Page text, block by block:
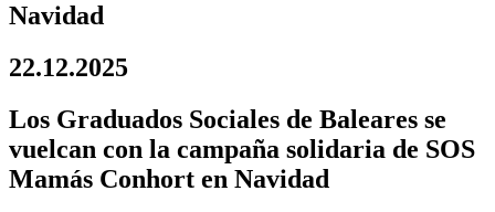
Navidad
22.12.2025
Los Graduados Sociales de Baleares se
vuelcan con la campaña solidaria de SOS
Mamás Conhort en Navidad